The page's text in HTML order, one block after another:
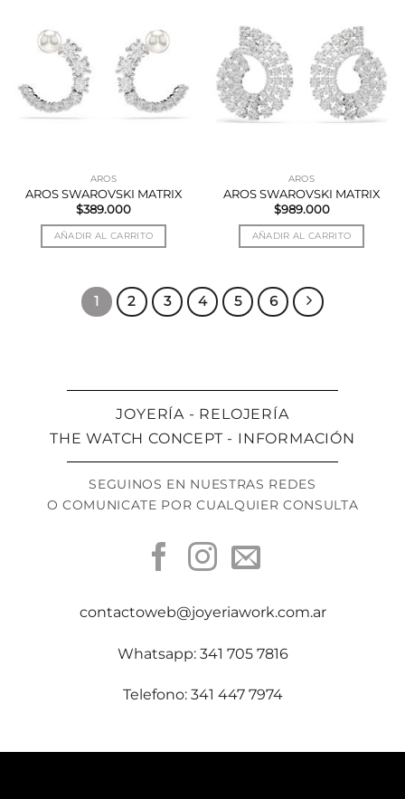
AROS
AROS SWAROVSKI MATRIX
$389.000
AÑADIR AL CARRITO
AROS
AROS SWAROVSKI MATRIX
$989.000
AÑADIR AL CARRITO
1 2 3 4 5 6
JOYERÍA - RELOJERÍA
THE WATCH CONCEPT - INFORMACIÓN
SEGUINOS EN NUESTRAS REDES
O COMUNICATE POR CUALQUIER CONSULTA
contactoweb@joyeriawork.com.ar
Whatsapp: 341 705 7816
Telefono: 341 447 7974